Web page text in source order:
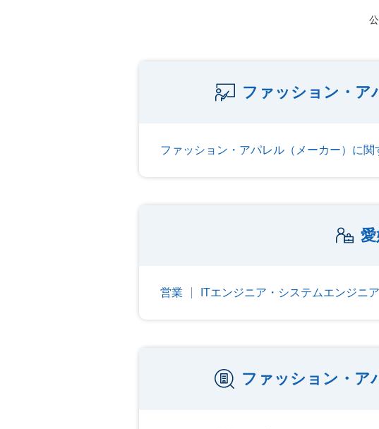
ファッション・ア
ファッション・アパレル（メーカー）に関
営業 ITエンジニア・システムエンジニア
ファッション・ア